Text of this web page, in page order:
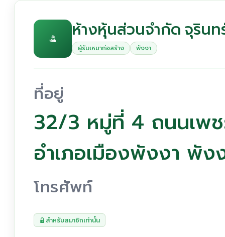
ห้างหุ้นส่วนจำกัด จุรินท
ผู้รับเหมาก่อสร้าง พังงา
ที่อยู่
32/3 หมู่ที่ 4 ถนนเพ
อำเภอเมืองพังงา พั
โทรศัพท์
สำหรับสมาชิกเท่านั้น